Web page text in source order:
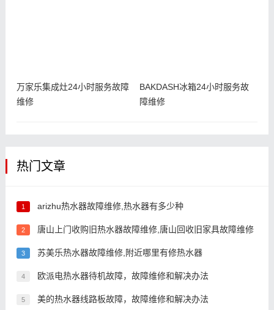
万家乐集成灶24小时服务故障
维修
BAKDASH冰箱24小时服务故
障维修
热门文章
1 arizhu热水器故障维修,热水器有多少种
2 唐山上门收购旧热水器故障维修,唐山回收旧家具故障维修
3 苏美乐热水器故障维修,附近哪里有修热水器
4 欧派电热水器待机故障，故障维修和解决办法
5 美的热水器线路板故障，故障维修和解决办法